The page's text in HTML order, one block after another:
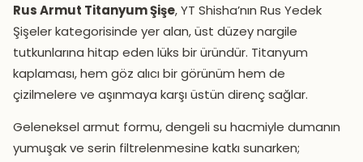
Rus Armut Titanyum Şişe, YT Shisha’nın Rus Yedek
Şişeler kategorisinde yer alan, üst düzey nargile
tutkunlarına hitap eden lüks bir üründür. Titanyum
kaplaması, hem göz alıcı bir görünüm hem de
çizilmelere ve aşınmaya karşı üstün direnç sağlar.
Geleneksel armut formu, dengeli su hacmiyle dumanın
yumuşak ve serin filtrelenmesine katkı sunarken;